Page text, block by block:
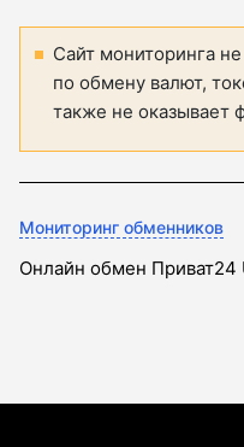
Сайт мониторинга
по обмену валют,
также не оказывает
Мониторинг обменников
Онлайн обмен Приват24